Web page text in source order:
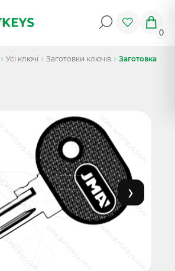
0
Усі ключі Заготовки ключів
Заготовка